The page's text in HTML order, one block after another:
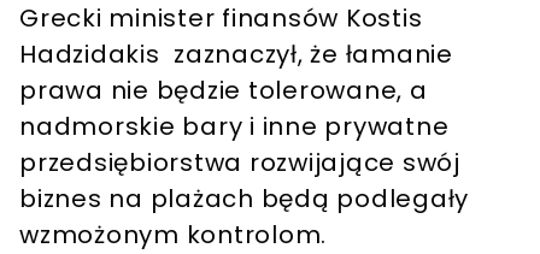
Grecki minister finansów Kostis
Hadzidakis zaznaczył, że łamanie
prawa nie będzie tolerowane, a
nadmorskie bary i inne prywatne
przedsiębiorstwa rozwijające swój
biznes na plażach będą podlegały
wzmożonym kontrolom.